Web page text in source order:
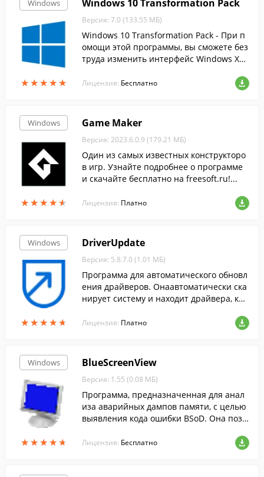
Windows
★★★★★
★★★★★
Windows 10 Transformation Pack
Версия: 7.0 (133.55 МБ)
Windows 10 Transformation Pack - При п
омощи этой программы, вы сможете без
труда изменить интерфейс Windows XP,
нтерфейс десятки.
Лицензия: Бесплатно
Windows
★★★★★
★★★★★
Game Maker
Версия: 2023.6.0.9 (179.21 МБ)
Один из самых известных конструкторо
в игр. Узнайте подробнее о программе
и скачайте бесплатно на freesoft.ru!...
Лицензия: Платно
Windows
★★★★★
★★★★★
DriverUpdate
Версия: 5.8.7.0 (1.01 МБ)
Программа для автоматического обновл
ения драйверов. Онаавтоматически ска
нирует систему и находит драйвера, кот
Лицензия: Платно
Windows
★★★★★
★★★★★
BlueScreenView
Версия: 1.55 (0.08 МБ)
Программа, предназначенная для анал
иза аварийных дампов памяти, с целью
выявления кода ошибки BSoD. Она позв
ии об ошибке, которая привела к сбою с
истемы, а также может указать на драйв
Лицензия: Бесплатно